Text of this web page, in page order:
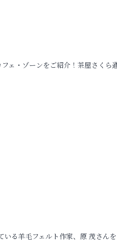
ェ・ゾーンをご紹介！茶屋さくら
いる羊毛フェルト作家、原 茂さん